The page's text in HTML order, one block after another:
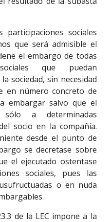
sociales
que será admisible el
el embargo de todas
que puedan
sociedad, sin necesidad
en número concreto de
embargar salvo que el
a determinadas
socio en la compañía.
desde el punto de
se decretase sobre
el ejecutado ostentase
sociales, pues las
o en nuda
la LEC impone a la